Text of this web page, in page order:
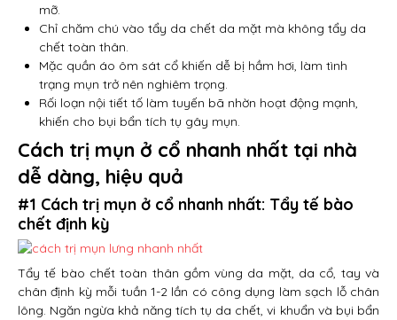
mỡ.
Chỉ chăm chú vào tẩy da chết da mặt mà không tẩy da
chết toàn thân.
Mặc quần áo ôm sát cổ khiến dễ bị hầm hơi, làm tình
trạng mụn trở nên nghiêm trọng.
Rối loạn nội tiết tố làm tuyến bã nhờn hoạt động mạnh,
khiến cho bụi bẩn tích tụ gây mụn.
Cách trị mụn ở cổ nhanh nhất tại nhà
dễ dàng, hiệu quả
#1 Cách trị mụn ở cổ nhanh nhất: Tẩy tế bào
chết định kỳ
Tẩy tế bào chết toàn thân gồm vùng da mặt, da cổ, tay và
chân định kỳ mỗi tuần 1-2 lần có công dụng làm sạch lỗ chân
lông. Ngăn ngừa khả năng tích tụ da chết, vi khuẩn và bụi bẩn